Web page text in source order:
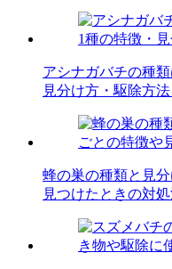
アシナガバチの種
見分け方・駆除方
蜂の巣の種類と見
見つけたときの対